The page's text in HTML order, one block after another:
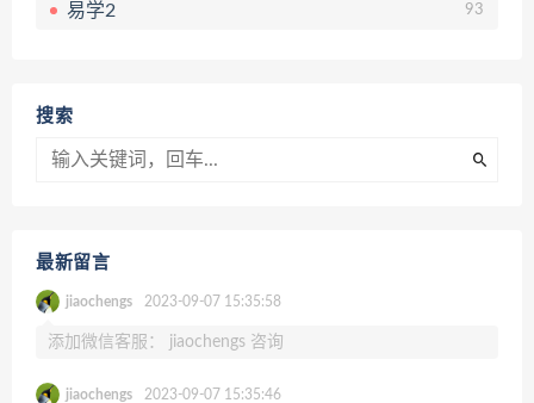
易学2 93
搜索
最新留言
jiaochengs 2023-09-07 15:35:58
添加微信客服： jiaochengs 咨询
jiaochengs 2023-09-07 15:35:46